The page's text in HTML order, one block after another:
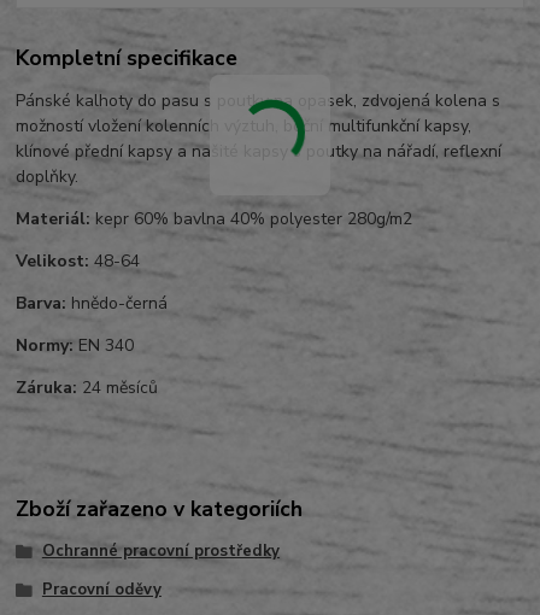
Kompletní specifikace
Pánské kalhoty do pasu s poutky na opasek, zdvojená kolena s
možností vložení kolenních výztuh, boční multifunkční kapsy,
klínové přední kapsy a našité kapsy s poutky na nářadí, reflexní
doplňky.
Materiál: kepr 60% bavlna 40% polyester 280g/m2
Velikost: 48-64
Barva: hnědo-černá
Normy: EN 340
Záruka: 24 měsíců
Zboží zařazeno v kategoriích
Ochranné pracovní prostředky
Pracovní oděvy